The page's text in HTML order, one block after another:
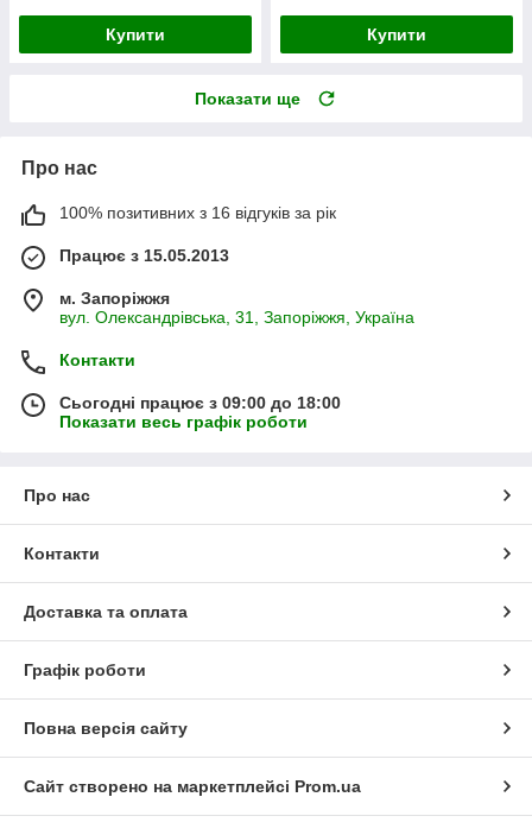
Купити Купити
Показати ще
Про нас
100% позитивних з 16 відгуків за рік
Працює з 15.05.2013
м. Запоріжжя
вул. Олександрівська, 31, Запоріжжя, Україна
Контакти
Сьогодні працює з 09:00 до 18:00
Показати весь графік роботи
Про нас
Контакти
Доставка та оплата
Графік роботи
Повна версія сайту
Сайт створено на маркетплейсі Prom.ua